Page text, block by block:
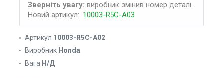
Зверніть увагу: виробник змінив номер деталі.
Новий артикул: 10003-R5C-A03
Артикул 10003-R5C-A02
Виробник Honda
Вага Н/Д